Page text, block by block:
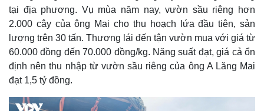
tại địa phương. Vụ mùa năm nay, vườn sầu riêng hơn
2.000 cây của ông Mai cho thu hoạch lứa đầu tiên, sản
lượng trên 30 tấn. Thương lái đến tận vườn mua với giá từ
60.000 đồng đến 70.000 đồng/kg. Năng suất đạt, giá cả ổn
định nên thu nhập từ vườn sầu riêng của ông A Lăng Mai
đạt 1,5 tỷ đồng.